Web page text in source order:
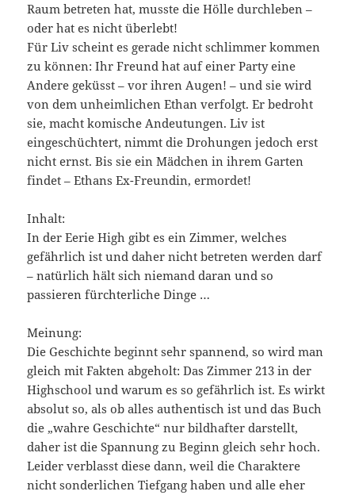
Raum betreten hat, musste die Hölle durchleben –
oder hat es nicht überlebt!
Für Liv scheint es gerade nicht schlimmer kommen
zu können: Ihr Freund hat auf einer Party eine
Andere geküsst – vor ihren Augen! – und sie wird
von dem unheimlichen Ethan verfolgt. Er bedroht
sie, macht komische Andeutungen. Liv ist
eingeschüchtert, nimmt die Drohungen jedoch erst
nicht ernst. Bis sie ein Mädchen in ihrem Garten
findet – Ethans Ex-Freundin, ermordet!
Inhalt:
In der Eerie High gibt es ein Zimmer, welches
gefährlich ist und daher nicht betreten werden darf
– natürlich hält sich niemand daran und so
passieren fürchterliche Dinge …
Meinung:
Die Geschichte beginnt sehr spannend, so wird man
gleich mit Fakten abgeholt: Das Zimmer 213 in der
Highschool und warum es so gefährlich ist. Es wirkt
absolut so, als ob alles authentisch ist und das Buch
die „wahre Geschichte“ nur bildhafter darstellt,
daher ist die Spannung zu Beginn gleich sehr hoch.
Leider verblasst diese dann, weil die Charaktere
nicht sonderlichen Tiefgang haben und alle eher